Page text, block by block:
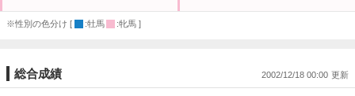
※性別の色分け [ :牡馬 :牝馬 ]
総合成績 2002/12/18 00:00